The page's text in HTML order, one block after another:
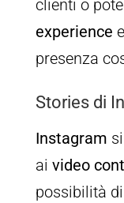
clienti o
experience
presenza
Stories di
Instagram
ai video
possibilità